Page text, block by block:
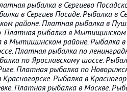
рыбалка в Сергиево
в Сергиев Посаде. Рыбалка в
районе. Платная рыбалка в
Платная рыбалка в Мытищинском
Мытищинском районе. Рыбалка
Платная рыбалка по
по Ярославскому шоссе.
Платная рыбалка по
Рыбалка в
Платная рыбалка в Москве.